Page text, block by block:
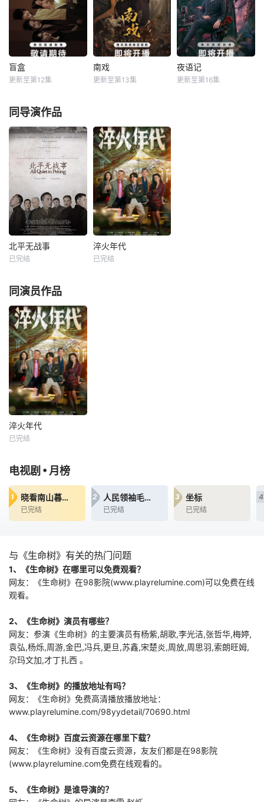
知，他们决心各展
所长创办旅行社。
他们以当地的特色
人文与美食为引，
用真诚与创意打动
游客。尽管在创业
路上笑料百出，但
旅行
的新娘纸人卷入了
一场跨越十年的惊
天阴谋。这纸人身
上，竟贴着父亲消
失前的绝命符箓。
为了寻找父亲，苏
木手持家传罗盘，
及监控、无DNA鉴
定技术的支持下，
通过摸排、勘查等
传统刑侦手段，接
连破获数起重案要
案的艰难过程。案
件设计采用 “积案
盲盒
每天 更2五个相互
独立，又彼此呼应
的故事——用一场
精心策划的“夏令
营”完成复仇的受害
者；临终前与遗憾
人”；共享同一具躯
体的人格“刮刮
乐”；病床前不离不
弃的“紧急联络
人”；产后抑郁中自
我摧
盲盒
更新至第12集
南戏
头离奇失窃，戏班
主横尸戏台，将冷
血少帅许又安与昆
曲名伶荣筱楠推向
不死不休的对立绝
境。而他们不知，
对方正是自己苦寻
多年的患难“兄
弟”。富商之女江春
儿，本与许又安定
有婚约
南戏
更新至第13集
夜语记
夜语记
更新至第16集
同导演作品
北平无战事
北平无战事
已完结
淬火年代
淬火年代
已完结
同演员作品
淬火年代
每天 20点更2上世
纪九十年代末，留
学德国的柳钧回到
家乡东海，他顺应
时代发展，立志将
的现代化制造厂。
民企在技术、资
金、人脉等各方面
都遇到重重困难，
钱宏明
淬火年代
已完结
电视剧 • 月榜
1 晓看南山暮看云
已完结
2 人民领袖毛泽东
已完结
3 坐标
已完结
4
与《生命树》有关的热门问题
1、《生命树》在哪里可以免费观看？
网友：《生命树》在98影院(www.playrelumine.com)可以免费在线
观看。
2、《生命树》演员有哪些？
网友：参演《生命树》的主要演员有杨紫,胡歌,李光洁,张哲华,梅婷,
袁弘,杨烁,周游,金巴,冯兵,更旦,苏鑫,宋楚炎,周放,周思羽,索朗旺姆,
尕玛文加,才丁扎西 。
3、《生命树》的播放地址有吗？
网友：《生命树》免费高清播放播放地址：
www.playrelumine.com/98yydetail/70690.html
4、《生命树》百度云资源在哪里下载？
网友：《生命树》没有百度云资源，友友们都是在98影院
(www.playrelumine.com免费在线观看的。
5、《生命树》是谁导演的？